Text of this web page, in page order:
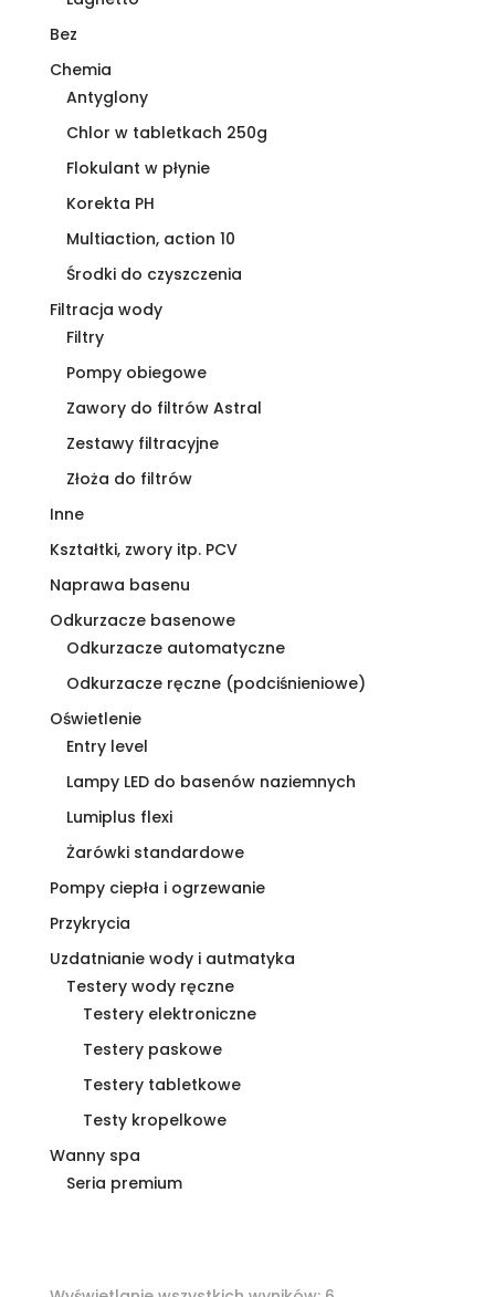
Bez
Chemia
Antyglony
Chlor w tabletkach 250g
Flokulant w płynie
Korekta PH
Multiaction, action 10
Środki do czyszczenia
Filtracja wody
Filtry
Pompy obiegowe
Zawory do filtrów Astral
Zestawy filtracyjne
Złoża do filtrów
Inne
Kształtki, zwory itp. PCV
Naprawa basenu
Odkurzacze basenowe
Odkurzacze automatyczne
Odkurzacze ręczne (podciśnieniowe)
Oświetlenie
Entry level
Lampy LED do basenów naziemnych
Lumiplus flexi
Żarówki standardowe
Pompy ciepła i ogrzewanie
Przykrycia
Uzdatnianie wody i autmatyka
Testery wody ręczne
Testery elektroniczne
Testery paskowe
Testery tabletkowe
Testy kropelkowe
Wanny spa
Seria premium